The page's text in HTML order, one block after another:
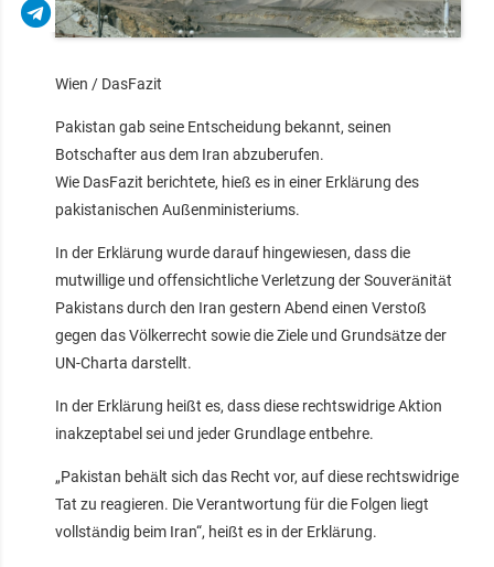
Wien / DasFazit
Pakistan gab seine Entscheidung bekannt, seinen
Botschafter aus dem Iran abzuberufen.
Wie DasFazit berichtete, hieß es in einer Erklärung des
pakistanischen Außenministeriums.
In der Erklärung wurde darauf hingewiesen, dass die
mutwillige und offensichtliche Verletzung der Souveränität
Pakistans durch den Iran gestern Abend einen Verstoß
gegen das Völkerrecht sowie die Ziele und Grundsätze der
UN-Charta darstellt.
In der Erklärung heißt es, dass diese rechtswidrige Aktion
inakzeptabel sei und jeder Grundlage entbehre.
„Pakistan behält sich das Recht vor, auf diese rechtswidrige
Tat zu reagieren. Die Verantwortung für die Folgen liegt
vollständig beim Iran“, heißt es in der Erklärung.